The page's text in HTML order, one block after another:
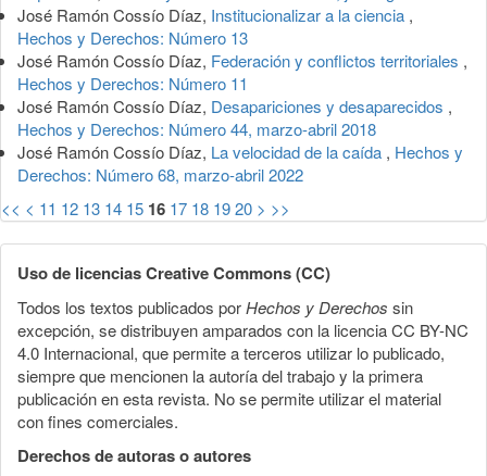
José Ramón Cossío Díaz, Institucionalizar a la ciencia ,
Hechos y Derechos: Número 13
José Ramón Cossío Díaz, Federación y conflictos territoriales ,
Hechos y Derechos: Número 11
José Ramón Cossío Díaz, Desapariciones y desaparecidos ,
Hechos y Derechos: Número 44, marzo-abril 2018
José Ramón Cossío Díaz, La velocidad de la caída , Hechos y
Derechos: Número 68, marzo-abril 2022
<< < 11 12 13 14 15 16 17 18 1920 > >>
Uso de licencias Creative Commons (CC)
Todos los textos publicados porHechos y Derechos sin
excepción, se distribuyen amparados con la licencia CC BY-NC
4.0 Internacional, que permite a terceros utilizar lo publicado,
siempre que mencionen la autoría del trabajo y la primera
publicación en esta revista. No se permite utilizar el material
con fines comerciales.
Derechos de autoras o autores